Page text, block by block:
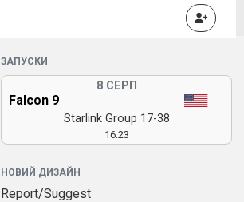
ЗАПУСКИ
8 СЕРП
Falcon 9
Starlink Group 17-38
16:23
НОВИЙ ДИЗАЙН
Report/Suggest